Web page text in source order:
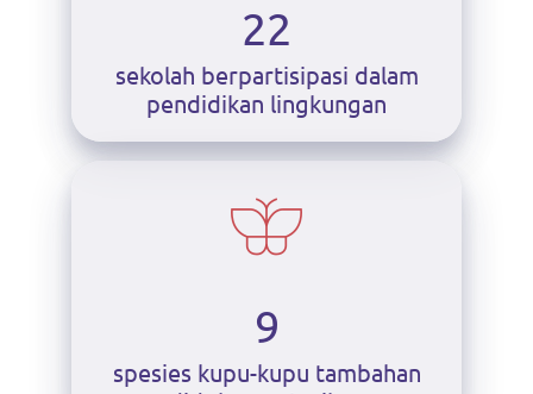
22
sekolah berpartisipasi dalam
pendidikan lingkungan
9
spesies kupu-kupu tambahan